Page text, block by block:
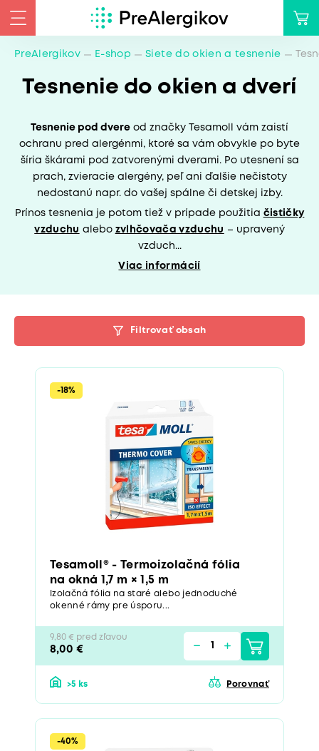
PreAlergikov E-shop Siete do okien a tesnenie
Tesnenie do okien a dverí
Tesnenie pod dvere od značky Tesamoll vám zaistí
ochranu pred alergénmi, ktoré sa vám obvykle po byte
šíria škárami pod zatvorenými dverami. Po utesnení sa
prach, zvieracie alergény, peľ ani ďalšie nečistoty
nedostanú napr. do vašej spálne či detskej izby.
Prínos tesnenia je potom tiež v prípade použitia čističky
vzduchu alebo zvlhčovača vzduchu – upravený
vzduch...
Viac informácií
Filtrovať obsah
-18%
Tesamoll® - Termoizolačná fólia
na okná 1,7 m × 1,5 m
Izolačná fólia na staré alebo jednoduché
okenné rámy pre úsporu...
9,80 € pred zľavou
8,00 €
>5 ks Porovnať
-40%